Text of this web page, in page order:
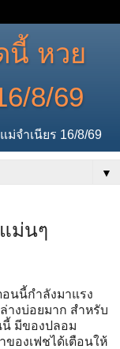
นี้ หวย
8/69
ม่จำเนียร 16/8/69
▼
ม่นๆ
นนี้กำลังมาแรง
างบ่อยมาก สำหรับ
นี้ มีของปลอม
องเฟชได้เตือนให้